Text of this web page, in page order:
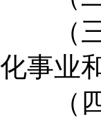
（三
化事业
（四